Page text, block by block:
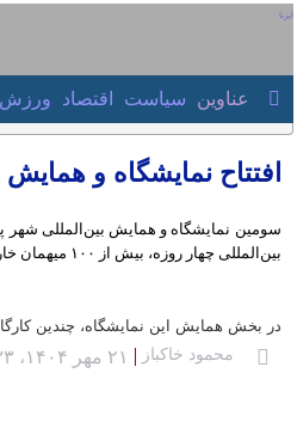
عناوین‌ سیاست اقتصاد ورزش
افتتاح نمایشگاه و
چهار روزه، بیش از ۱۰۰ میهمان خارجی از ۲۰ کشور جهان، و ۲۵۰ نفر از کارشناسان و صاحب‌نظران حوزه شهرسازی و شهر پایدار و شهرداران کلانشهرهای ایران حضور دارند.
در بخش همایش این نمایشگاه، چندین
محمود خاکباز ۲۱ مهر ۱۴۰۴، ۲۲:۳۳